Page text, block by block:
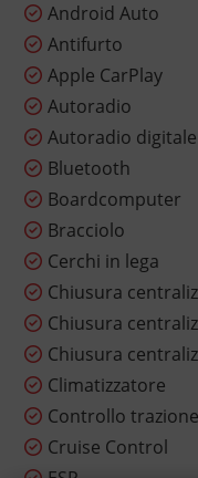
Android Auto
Antifurto
Apple CarPlay
Autoradio
Autoradio digitale
Bluetooth
Boardcomputer
Bracciolo
Cerchi in lega
Chiusura
Chiusura
Chiusura
Climatizzatore
Controllo trazione
Cruise Control